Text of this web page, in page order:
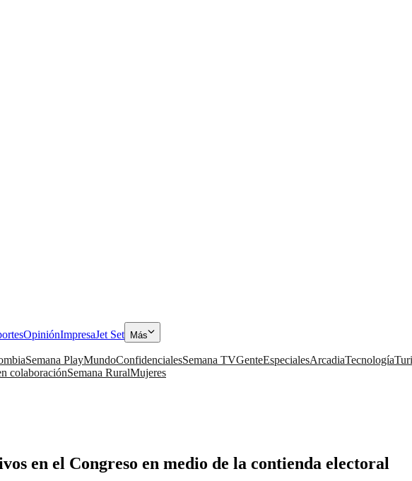
OpiniónImpresaJet Set Más
Semana PlayMundoConfidencialesSemana TVGenteEspecialesArcadiaTecnología
colaboraciónSemana RuralMujeres
en el Congreso en medio de la contienda electoral